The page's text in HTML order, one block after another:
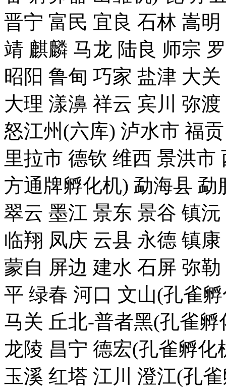
晋宁 富民 宜良 石林 嵩
靖 麒麟 马龙 陆良 师宗
昭阳 鲁甸 巧家 盐津 大
大理 漾濞 祥云 宾川 弥
怒江州(六库) 泸水市 福
里拉市 德钦 维西 景洪
方通牌孵化机) 勐海县
翠云 墨江 景东 景谷 镇
临翔 凤庆 云县 永德 镇
蒙自 屏边 建水 石屏 弥
平 绿春 河口 文山(孔雀
马关 丘北-普者黑(孔雀
龙陵 昌宁 德宏(孔雀孵
玉溪 红塔 江川 澄江(孔